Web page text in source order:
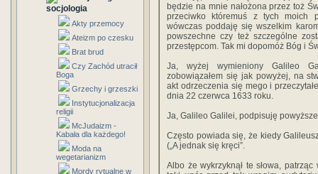
socjologia
Akty przemocy
Ateizm po czesku
Brat brud
Czy Zachód utracił
Boga
Grzechy i grzeszki
Instytucjonalizacja
religii
McJudaizm -
Kabała dla każdego!
Moda na
wegetarianizm
Mordy rytualne w
będzie na mnie nałożona przez toż
przeciwko któremuś z tych moich
wówczas poddaję się wszelkim
powszechne czy też szczególne
przestępcom. Tak mi dopomóż Bóg i
Ja, wyżej wymieniony Galileo
zobowiązałem się jak powyżej, na
akt odrzeczenia się mego i
dnia 22 czerwca 1633 roku.
Ja, Galileo Galilei, podpisuję
Często powiada się, że kiedy
(„A jednak się kręci”.
Albo że wykrzyknął te słowa,